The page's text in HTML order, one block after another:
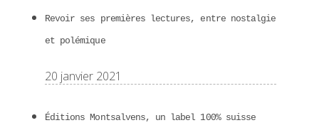
Revoir ses premières lectures, entre nostalgie
et polémique
20 janvier 2021
Éditions Montsalvens, un label 100% suisse